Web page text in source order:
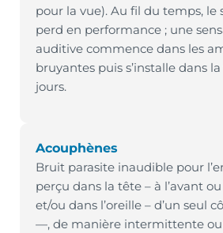
pour la vue). Au fil du temps, le
perd en performance ; une
auditive commence dans les
bruyantes puis s’installe dans
jours.
Acouphènes
Bruit parasite inaudible pour
perçu dans la tête – à l’avant ou
et/ou dans l’oreille – d’un seul
—, de manière intermittente